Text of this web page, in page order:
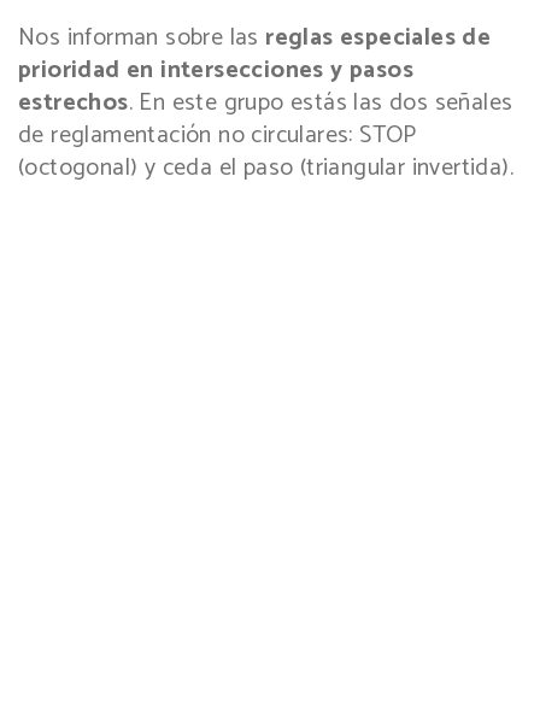
Nos informan sobre las reglas especiales de
prioridad en intersecciones y pasos
estrechos. En este grupo estás las dos señales
de reglamentación no circulares: STOP
(octogonal) y ceda el paso (triangular invertida).